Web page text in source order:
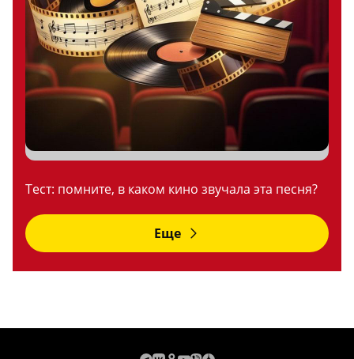
Тест: помните, в каком кино звучала эта песня?
Еще